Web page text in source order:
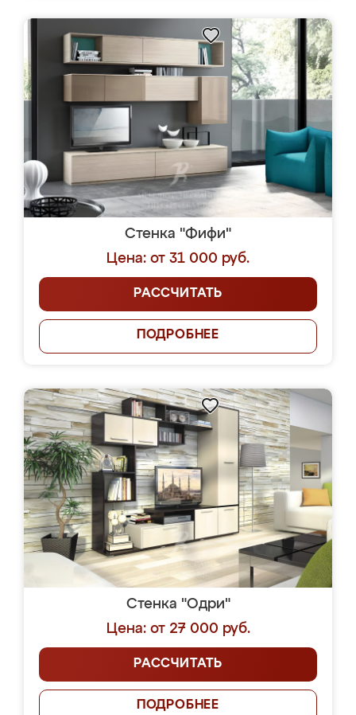
Стенка "Фифи"
Цена: от 31 000 руб.
РАССЧИТАТЬ
ПОДРОБНЕЕ
Стенка "Одри"
Цена: от 27 000 руб.
РАССЧИТАТЬ
ПОДРОБНЕЕ